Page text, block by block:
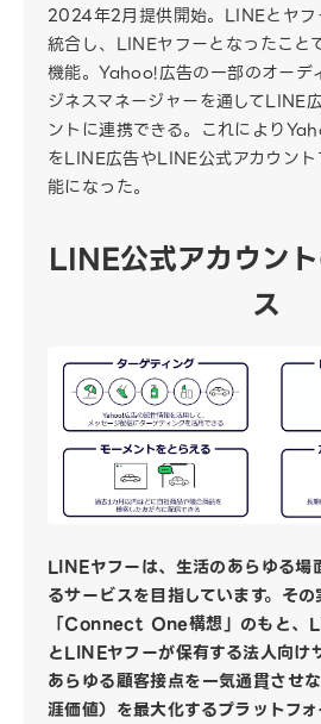
2024年2月提供開始。LINEとヤ
統合し、LINEヤフーとなったこと
機能。Yahoo!広告の一部のオーデ
ジネスマネージャーを通してLINE
ントに連携できる。これにより
をLINE広告やLINE公式アカウン
能になった。
LINE公式アカウン
ス
LINEヤフーは、生活のあらゆる場
るサービスを目指しています。そ
「Connect One構想」のもと、
とLINEヤフーが保有する法人向け
あらゆる顧客接点を一気通貫させ
涯価値）を最大化するプラットフ